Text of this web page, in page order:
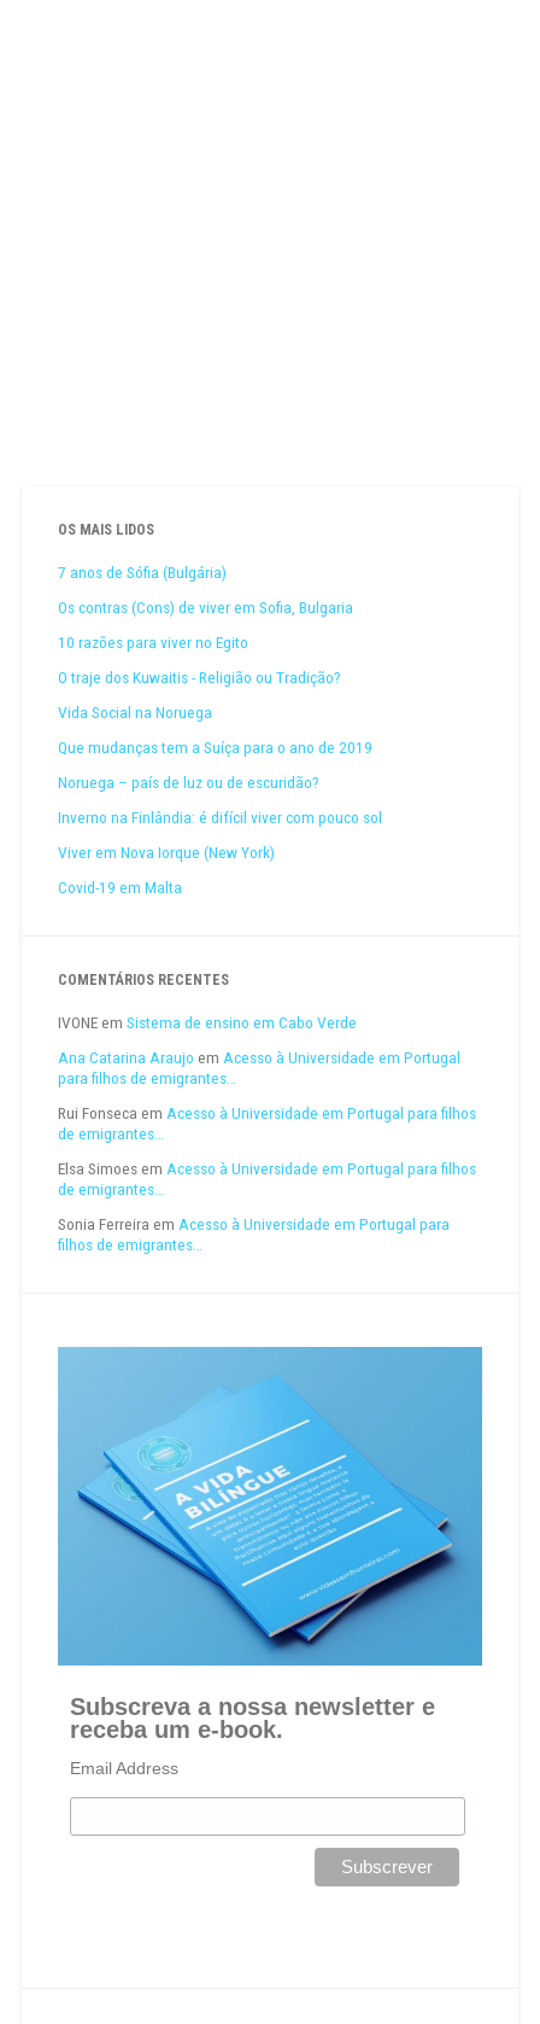
OS MAIS LIDOS
7 anos de Sófia (Bulgária)
Os contras (Cons) de viver em Sofia, Bulgaria
10 razões para viver no Egito
O traje dos Kuwaitis - Religião ou Tradição?
Vida Social na Noruega
Que mudanças tem a Suíça para o ano de 2019
Noruega – país de luz ou de escuridão?
Inverno na Finlândia: é difícil viver com pouco sol
Viver em Nova Iorque (New York)
Covid-19 em Malta
COMENTÁRIOS RECENTES
IVONEem Sistema de ensino em Cabo Verde
Ana Catarina Araujo em Acesso à Universidade em Portugal
para filhos de emigrantes…
Rui Fonseca em Acesso à Universidade em Portugal para filhos
de emigrantes…
Elsa Simoesem Acesso à Universidade em Portugal para filhos
de emigrantes…
Sonia Ferreira em Acesso à Universidade em Portugal para
filhos de emigrantes…
Subscreva a nossa newsletter e
receba um e-book.
Email Address